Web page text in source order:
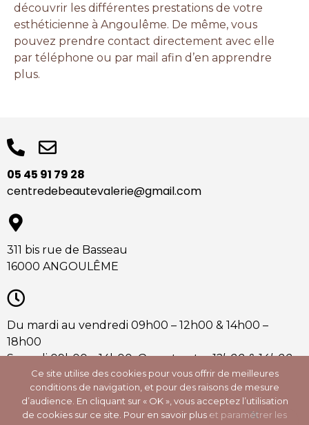
découvrir les différentes prestations de votre
esthéticienne à Angoulême. De même, vous
pouvez prendre contact directement avec elle
par téléphone ou par mail afin d’en apprendre
plus.
05 45 91 79 28
centredebeautevalerie@gmail.com
311 bis rue de Basseau
16000 ANGOULÊME
Du mardi au vendredi 09h00 – 12h00 & 14h00 –
18h00
Samedi 09h00 – 14h00,Ouvert entre 12h00 & 14h00
sur RDVCe site utilise des cookies pour vous offrir de meilleures
conditions de navigation, et pour des raisons de mesure
d’audience. En cliquant sur « OK », vous acceptez l’utilisation
de cookies sur ce site. Pour en savoir plus et paramétrer les